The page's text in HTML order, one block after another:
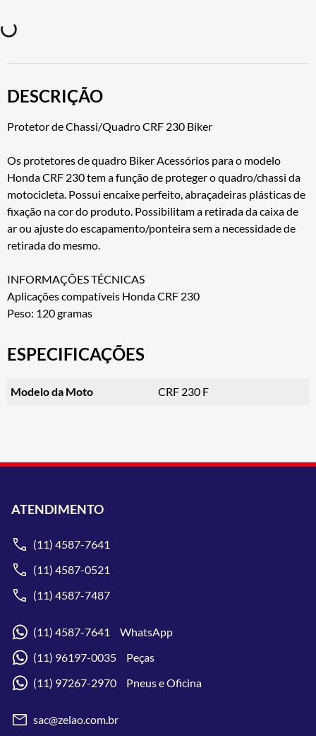
DESCRIÇÃO
Protetor de Chassi/Quadro CRF 230 Biker
Os protetores de quadro Biker Acessórios para o modelo
Honda CRF 230 tem a função de proteger o quadro/chassi da
motocicleta. Possui encaixe perfeito, abraçadeiras plásticas de
fixação na cor do produto. Possibilitam a retirada da caixa de
ar ou ajuste do escapamento/ponteira sem a necessidade de
retirada do mesmo.
INFORMAÇÕES TÉCNICAS
Aplicações compatíveis Honda CRF 230
Peso: 120 gramas
ESPECIFICAÇÕES
Modelo da Moto CRF 230 F
ATENDIMENTO
(11) 4587-7641
(11) 4587-0521
(11) 4587-7487
(11) 4587-7641 WhatsApp
(11) 96197-0035 Peças
(11) 97267-2970 Pneus e Oficina
sac@zelao.com.br